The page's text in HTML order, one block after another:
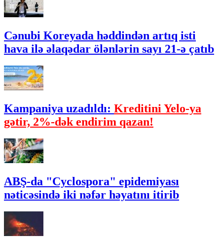
Cənubi Koreyada həddindən artıq isti
hava ilə əlaqədar ölənlərin sayı 21-ə çatıb
Kampaniya uzadıldı: Kreditini Yelo-ya
gətir, 2%-dək endirim qazan!
ABŞ-da "Cyclospora" epidemiyası
nəticəsində iki nəfər həyatını itirib